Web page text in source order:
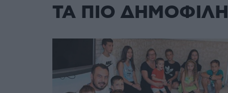
ΤΑ ΠΙΟ ΔΗΜΟΦΙΛΗ